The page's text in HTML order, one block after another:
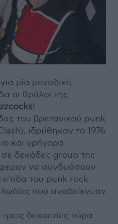
μία μοναδική
οι θρύλοι της
!
του βρετανικού punk
ιδρύθηκαν το 1976
και γρήγορα
δεκάδες group της
να συνδυάσουν
του punk rock
που αναδείκνυαν
δεκαετίες τώρα